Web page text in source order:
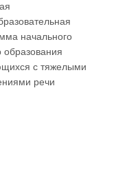
начального
образования
с тяжелыми
речи